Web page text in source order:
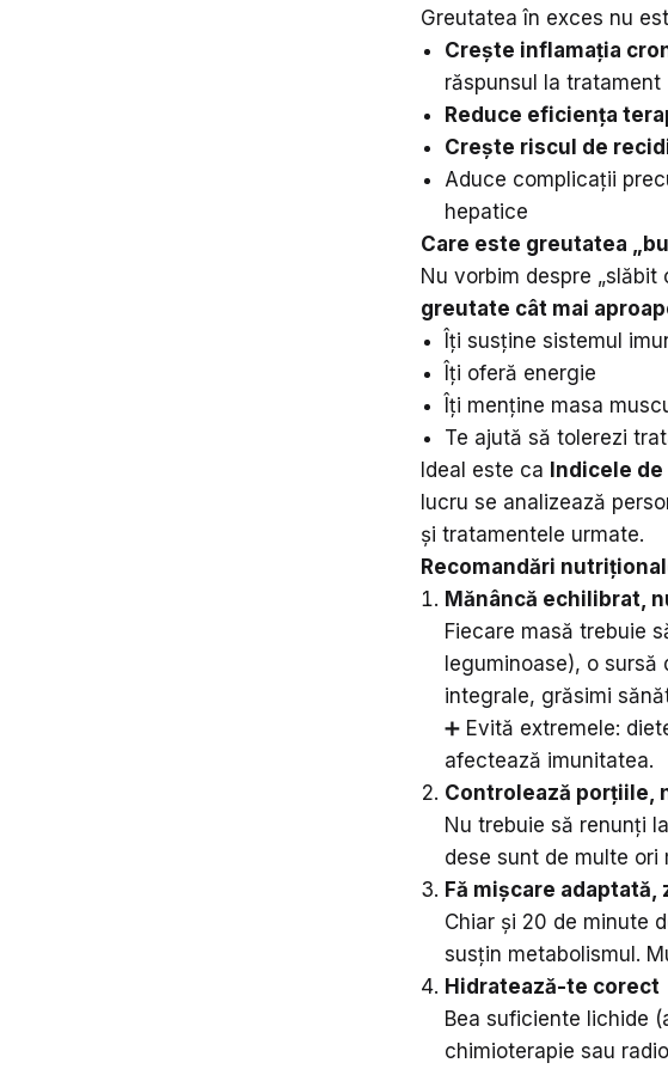
Greutatea în exces nu
Crește inflamația
răspunsul la tratament
Reduce eficiența
Crește riscul de
Aduce complicații
hepatice
Care este greutatea
Nu vorbim despre „slăbit
greutate cât mai
Îți susține sistemul
Îți oferă energie
Îți menține masa
Te ajută să tolerezi
Ideal este ca Indicele de
lucru se analizează
și tratamentele urmate.
Recomandări
Mănâncă echilibrat,
Fiecare masă trebuie
leguminoase), o sursă
integrale, grăsimi
➕ Evită extremele:
afectează imunitatea.
Controlează porțiile,
Nu trebuie să renunți
dese sunt de multe
Fă mișcare adaptată,
Chiar și 20 de minute
susțin metabolismul.
Hidratează-te corect
Bea suficiente lichide
chimioterapie sau